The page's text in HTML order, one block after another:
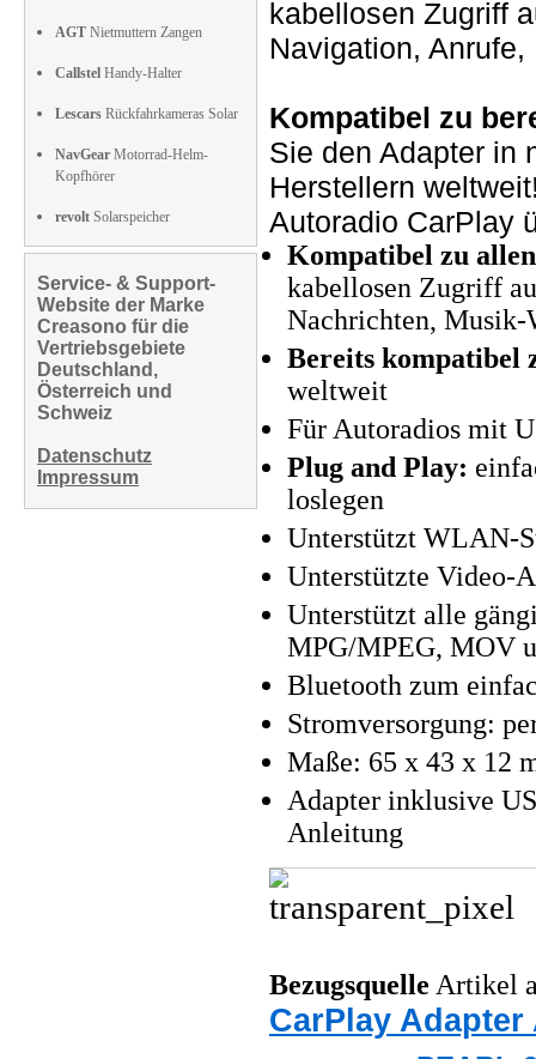
AGT Nietmuttern Zangen
Callstel Handy-Halter
Lescars Rückfahrkameras Solar
NavGear Motorrad-Helm-
Kopfhörer
revolt Solarspeicher
Service- & Support-
Website der Marke
Creasono für die
Vertriebsgebiete
Deutschland,
Österreich und
Schweiz
Datenschutz
Impressum
kabellosen Zugriff
Navigation,
Kompatibel zu
Sie den Adapter in
Herstellern
Autoradio CarPlay
Kompatibel zu
kabellosen Zugriff
Nachrichten, Musik-
Bereits kompatibel
weltweit
Für Autoradios mit
Plug and Play:
loslegen
Unterstützt WLAN-
Unterstützte Video-
Unterstützt alle
MPG/MPEG, MOV
Bluetooth zum
Stromversorgung:
Maße: 65 x 43 x 12
Adapter inklusive
Anleitung
Bezugsquelle Artikel
CarPlay Adapter